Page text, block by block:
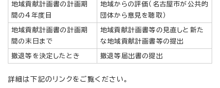
地域貢献計画書の計画期
間の4年度目
地域からの評価（名古屋市が公共的
団体から意見を聴取）
地域貢献計画書の計画期
間の末日まで
地域貢献計画書等の見直しと新た
な地域貢献計画書等の提出
撤退等を決定したとき 撤退等届出書の提出
詳細は下記のリンクをご覧ください。